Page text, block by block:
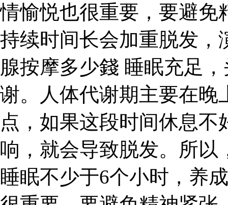
情愉悦也很重要，要避免
持续时间长会加重脱发，
腺按摩多少錢 睡眠充足
谢。人体代谢期主要在晚
点，如果这段时间休息
响，就会导致脱发。所以
睡眠不少于6个小时，养